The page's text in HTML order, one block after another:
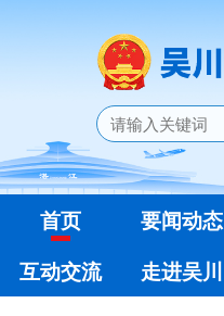
首页 要闻动态
互动交流
走进吴川